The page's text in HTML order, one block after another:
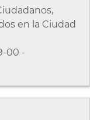
en la Ciudad
00 -